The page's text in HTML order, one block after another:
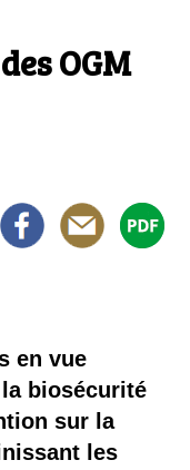
OGM
en vue
biosécurité
sur la
les